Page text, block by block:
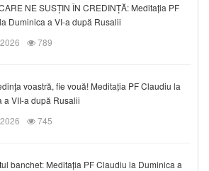
NE SUSȚIN ÎN CREDINȚĂ: Meditația PF
Duminica a VI-a după Rusalii
789
voastră, fie vouă! Meditația PF Claudiu la
a VII-a după Rusalii
745
banchet: Meditația PF Claudiu la Duminica a